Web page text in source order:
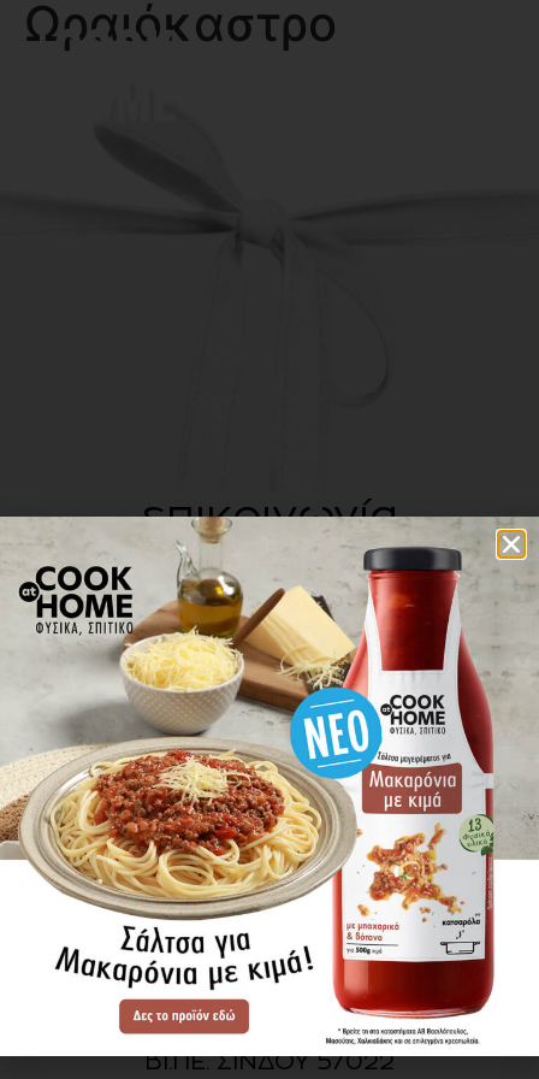
Ωραιόκαστρο
επικοινωνία
πού βρίσκω τα προϊόντα
ΕΝΗΜΕΡΩΘΕΙΤΕ ΠΡΩΤΟΙ
ΓΙΑ ΤΑ ΝΕΑ ΜΑΣ
ΕΓΓΡΑΦΗ
SITE MAP
ΠΡΟΪΟΝΤΑ
ΣΥΝΤΑΓΕΣ
Η ΙΣΤΟΡΙΑ ΜΑΣ
VIDEOS
ΠΡΟΒΥΛ Α.Ε.
ΟΔΟΣ Α3
ΒΙ.ΠΕ. ΣΙΝΔΟΥ 57022